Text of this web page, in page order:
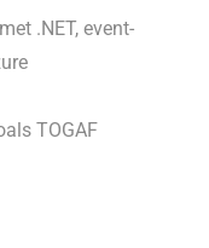
.NET, event-
TOGAF